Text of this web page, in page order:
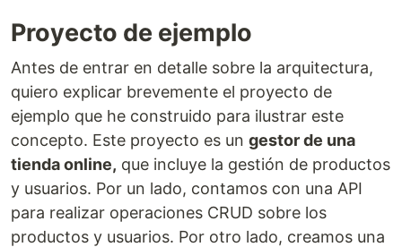
Proyecto de ejemplo
Antes de entrar en detalle sobre la arquitectura,
quiero explicar brevemente el proyecto de
ejemplo que he construido para ilustrar este
concepto. Este proyecto es un gestor de una
tienda online, que incluye la gestión de productos
y usuarios. Por un lado, contamos con una API
para realizar operaciones CRUD sobre los
productos y usuarios. Por otro lado, creamos una